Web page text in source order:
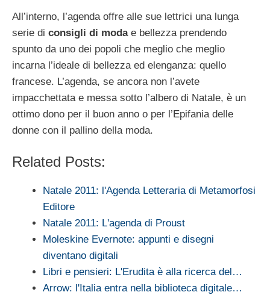
All’interno, l’agenda offre alle sue lettrici una lunga
serie di consigli di moda e bellezza prendendo
spunto da uno dei popoli che meglio che meglio
incarna l’ideale di bellezza ed elenganza: quello
francese. L’agenda, se ancora non l’avete
impacchettata e messa sotto l’albero di Natale, è un
ottimo dono per il buon anno o per l’Epifania delle
donne con il pallino della moda.
Related Posts:
Natale 2011: l'Agenda Letteraria di Metamorfosi
Editore
Natale 2011: L'agenda di Proust
Moleskine Evernote: appunti e disegni
diventano digitali
Libri e pensieri: L'Erudita è alla ricerca del…
Arrow: l'Italia entra nella biblioteca digitale…